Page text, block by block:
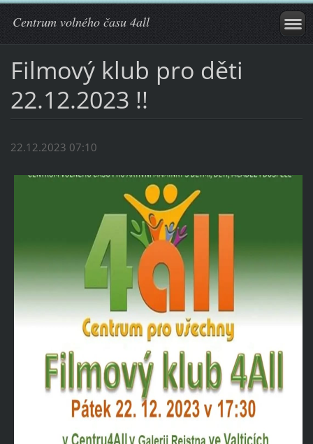
Centrum volného času 4all
Filmový klub pro děti
22.12.2023 !!
22.12.2023 07:10